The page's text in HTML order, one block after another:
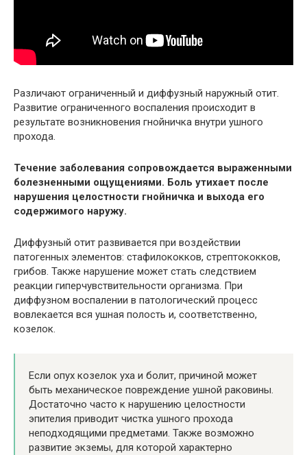
Различают ограниченный и диффузный наружный отит.
Развитие ограниченного воспаления происходит в
результате возникновения гнойничка внутри ушного
прохода.
Течение заболевания сопровождается выраженными
болезненными ощущениями. Боль утихает после
нарушения целостности гнойничка и выхода его
содержимого наружу.
Диффузный отит развивается при воздействии
патогенных элементов: стафилококков, стрептококков,
грибов. Также нарушение может стать следствием
реакции гиперчувствительности организма. При
диффузном воспалении в патологический процесс
вовлекается вся ушная полость и, соответственно,
козелок.
Если опух козелок уха и болит, причиной может
быть механическое повреждение ушной раковины.
Достаточно часто к нарушению целостности
эпителия приводит чистка ушного прохода
неподходящими предметами. Также возможно
развитие экземы, для которой характерно